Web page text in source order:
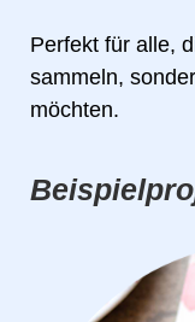
Perfekt für alle,
sammeln,
möchten.